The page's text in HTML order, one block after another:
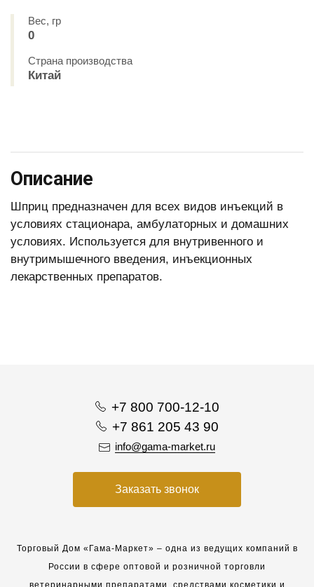
Вес, гр
0
Страна производства
Китай
Описание
Шприц предназначен для всех видов инъекций в
условиях стационара, амбулаторных и домашних
условиях. Используется для внутривенного и
внутримышечного введения, инъекционных
лекарственных препаратов.
+7 800 700-12-10
+7 861 205 43 90
info@gama-market.ru
Заказать звонок
Торговый Дом «Гама-Маркет» – одна из ведущих компаний в
России в сфере оптовой и розничной торговли
ветеринарными препаратами, средствами косметики и